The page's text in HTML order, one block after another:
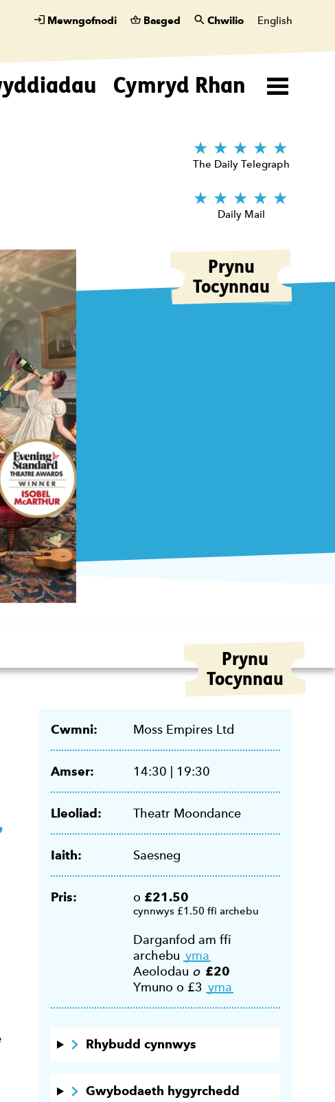
Cymryd Rhan Menu
Mewngofnodi Basged Chwilio English
5 Stars
The Daily Telegraph
5 Stars
Daily Mail
Prynu
Tocynnau
Prynu
Tocynnau
Meta
Cwmni: Moss Empires Ltd
Amser: 14:30 | 19:30
Lleoliad: Theatr Moondance
Iaith: Saesneg
Pris: o £21.50
cynnwys £1.50 ffi archebu
Darganfod am ffi
archebu yma
Aeolodau o £20
Ymuno o £3 yma
Rhybudd cynnwys
Gwybodaeth hygyrchedd